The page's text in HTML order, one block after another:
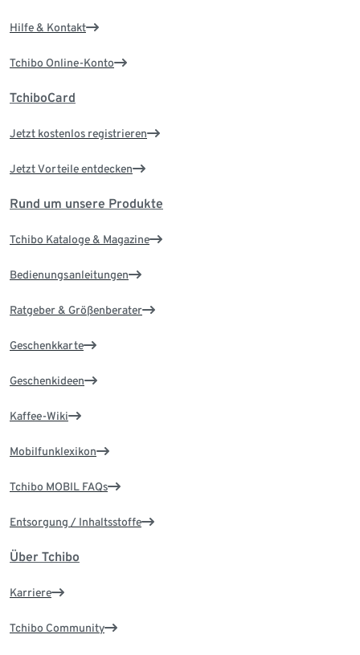
Hilfe & Kontakt
Tchibo Online-Konto
TchiboCard
Jetzt kostenlos registrieren
Jetzt Vorteile entdecken
Rund um unsere Produkte
Tchibo Kataloge & Magazine
Bedienungsanleitungen
Ratgeber & Größenberater
Geschenkkarte
Geschenkideen
Kaffee-Wiki
Mobilfunklexikon
Tchibo MOBIL FAQs
Entsorgung / Inhaltsstoffe
Über Tchibo
Karriere
Tchibo Community